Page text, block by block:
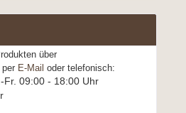
über
per E-Mail oder telefonisch:
Fr. 09:00 - 18:00 Uhr